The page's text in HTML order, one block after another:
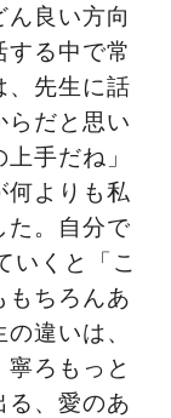
良い方向
る中で常
、先生に話
らだと思い
手だね」
何よりも私
た。自分で
いくと「こ
もちろんあ
違いは、
ろもっと
る、愛のあ